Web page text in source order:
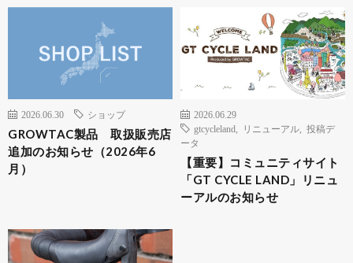
2026.06.30 ショップ
GROWTAC製品 取扱販売店
追加のお知らせ（2026年6
月）
2026.06.29
gtcycleland
リニューアル
投稿デ
ータ
【重要】コミュニティサイト
「GT CYCLE LAND」リニュ
ーアルのお知らせ